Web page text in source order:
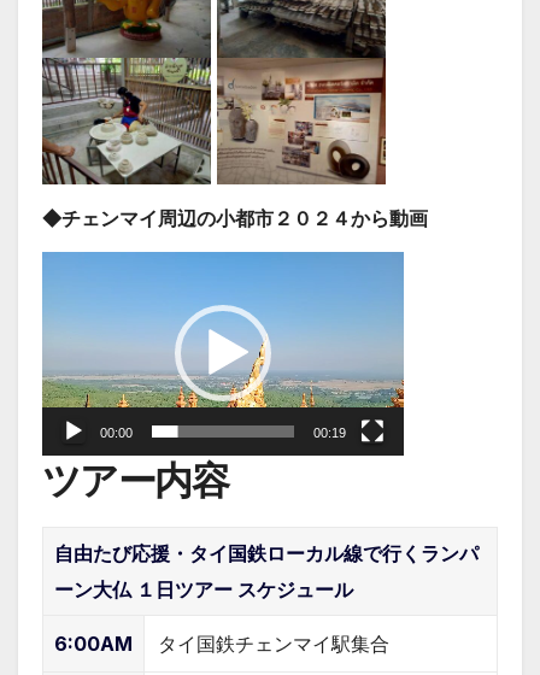
◆チェンマイ周辺の小都市２０２４から動画
レ
ー
ー
00:00 00:19
ツアー内容
自由たび応援・タイ国鉄ローカル線で行くランパ
ーン大仏 １日ツアー スケジュール
6:00AM タイ国鉄チェンマイ駅集合